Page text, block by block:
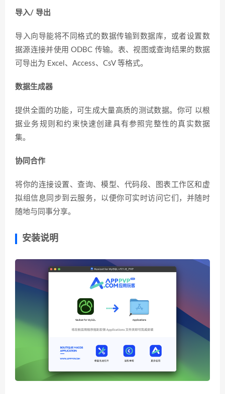
导入/ 导出
导入向导能将不同格式的数据传输到数据库，或者设置数
据源连接并使用 ODBC 传输。表、视图或查询结果的数据
可导出为 Excel、Access、CsV 等格式。
数据生成器
提供全面的功能，可生成大量高质的测试数据。你可 以根
据业务规则和约束快速创建具有参照完整性的真实数据
集。
协同合作
将你的连接设置、查询、模型、代码段、图表工作区和虚
拟组信息同步到云服务，以便你可实时访问它们，并随时
随地与同事分享。
安装说明